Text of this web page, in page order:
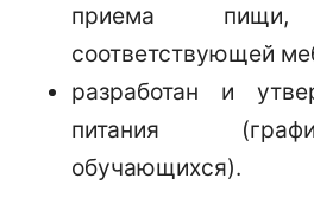
приема пищи,
соответствующей
разработан и
питания
обучающихся).